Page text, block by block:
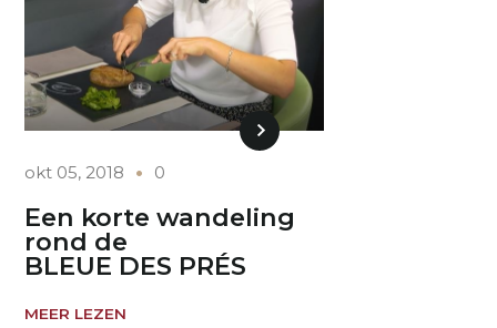
okt 05, 2018 0
Een korte wandeling
rond de
BLEUE DES PRÉS
MEER LEZEN